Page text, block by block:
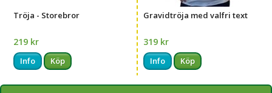
Tröja - Storebror
219 kr
Info Köp
Gravidtröja med valfri text
319 kr
Info Köp